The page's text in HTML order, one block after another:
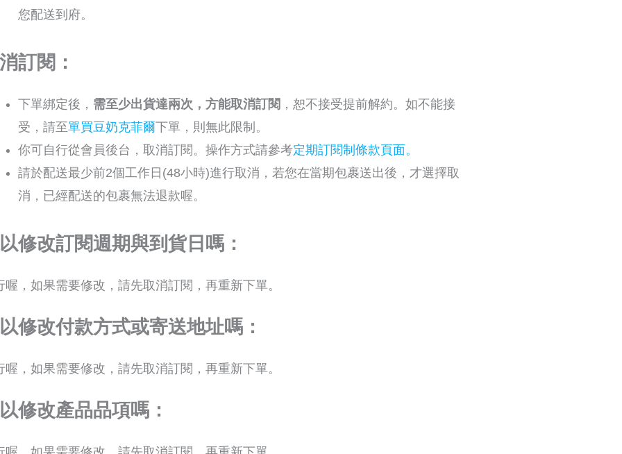
您配送到府。
訂閱：
下單綁定後， 需至少出貨達兩次，方能取消訂閱 ，恕不接受提前解約。如不能接
受，請至單買豆奶克菲爾下單，則無此限制。
你可自行從會員後台，取消訂閱。操作方式請參考定期訂閱制條款頁面。
請於配送最少前2個工作日(48小時)進行取消，若您在當期包裹送出後，才選擇取
消，已經配送的包裹無法退款喔。
修改訂閱週期與到貨日嗎：
喔，如果需要修改，請先取消訂閱，再重新下單。
修改付款方式或寄送地址嗎：
喔，如果需要修改，請先取消訂閱，再重新下單。
修改產品品項嗎：